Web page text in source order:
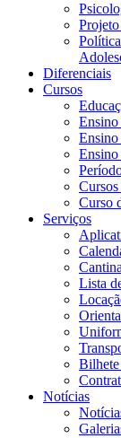
Diferenciais
Cursos
Curso
Serviços
Cantina
Lista
Notícias